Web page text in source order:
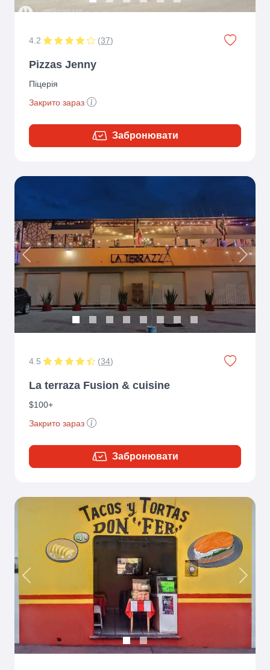
4.2 (37)
Pizzas Jenny
Піцерія
Закрито зараз
Забронювати
Previous Next
4.5 (34)
La terraza Fusion & cuisine
$100+
Закрито зараз
Забронювати
Previous Next